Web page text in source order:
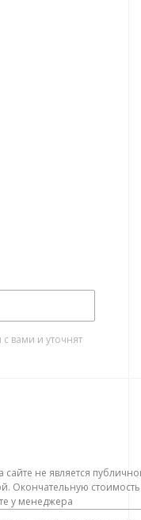
вами и уточнят
сайте не является
Окончательную стоимость
у менеджера